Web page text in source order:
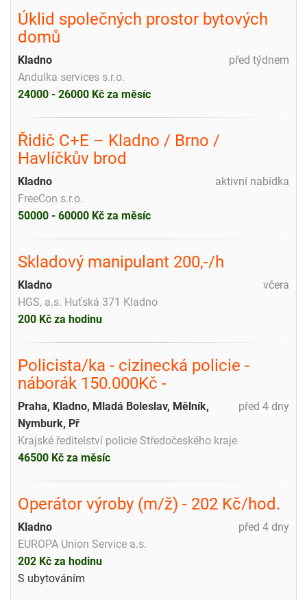
Úklid společných prostor bytových
domů
před týdnem
Kladno
Andulka services s.r.o.
24000 - 26000 Kč za měsíc
Řidič C+E – Kladno / Brno /
Havlíčkův brod
aktivní nabídka
Kladno
FreeCon s.r.o.
50000 - 60000 Kč za měsíc
Skladový manipulant 200,-/h
včera
Kladno
HGS, a.s. Huťská 371 Kladno
200 Kč za hodinu
Policista/ka - cizinecká policie -
náborák 150.000Kč -
před 4 dny
Praha, Kladno, Mladá Boleslav, Mělník,
Nymburk, Př
Krajské ředitelství policie Středočeského kraje
46500 Kč za měsíc
Operátor výroby (m/ž) - 202 Kč/hod.
před 4 dny
Kladno
EUROPA Union Service a.s.
202 Kč za hodinu
S ubytováním